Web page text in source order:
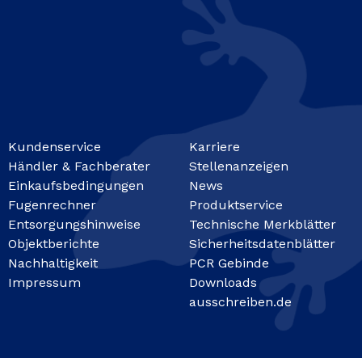
Kundenservice
Händler & Fachberater
Einkaufsbedingungen
Fugenrechner
Entsorgungshinweise
Objektberichte
Nachhaltigkeit
Impressum
Karriere
Stellenanzeigen
News
Produktservice
Technische Merkblätter
Sicherheitsdatenblätter
PCR Gebinde
Downloads
ausschreiben.de